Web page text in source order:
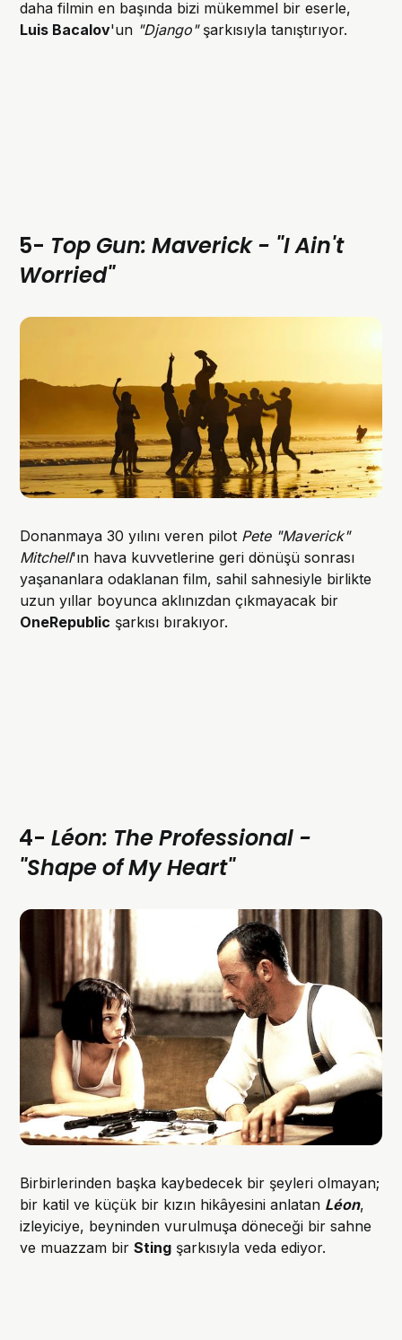
daha filmin en başında bizi mükemmel bir eserle,
Luis Bacalov'un "Django"şarkısıyla tanıştırıyor.
5- Top Gun: Maverick - "I Ain't
Worried"
Donanmaya 30 yılını veren pilot Pete "Maverick"
Mitchell'ın hava kuvvetlerine geri dönüşü sonrası
yaşananlara odaklanan film, sahil sahnesiyle birlikte
uzun yıllar boyunca aklınızdan çıkmayacak bir
OneRepublic şarkısı bırakıyor.
4-Léon: The Professional -
"Shape of My Heart"
Birbirlerinden başka kaybedecek bir şeyleri olmayan;
bir katil ve küçük bir kızın hikâyesini anlatan Léon,
izleyiciye, beyninden vurulmuşa döneceği bir sahne
ve muazzam birSting şarkısıyla veda ediyor.